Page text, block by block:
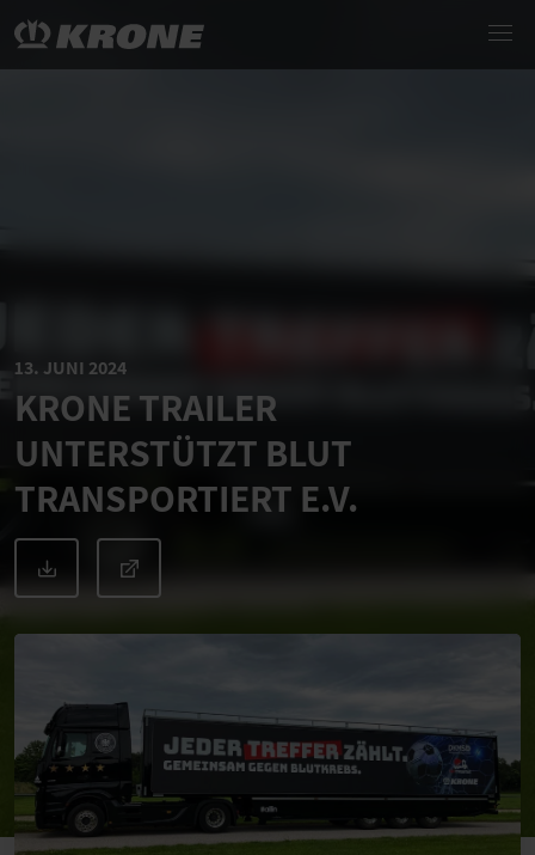
13. JUNI 2024
KRONE TRAILER
UNTERSTÜTZT BLUT
TRANSPORTIERT E.V.